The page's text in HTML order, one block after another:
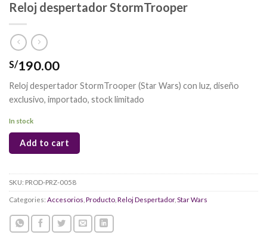
Reloj despertador StormTrooper
S/190.00
Reloj despertador StormTrooper (Star Wars) con luz, diseño
exclusivo, importado, stock limitado
In stock
Add to cart
SKU: PROD-PRZ-0058
Categories: Accesorios Producto Reloj Despertador, Star Wars